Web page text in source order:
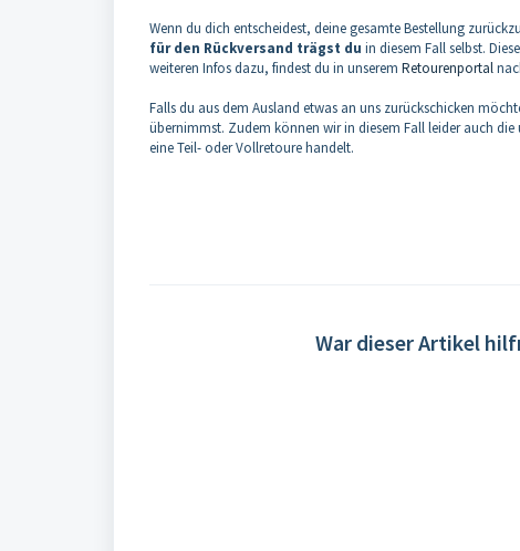
Wenn du dich entscheidest, deine gesamte Bestellung
für den Rückversand trägst du in diesem Fall selbst.
weiteren Infos dazu, findest du in unserem Retourenportal
Falls du aus dem Ausland etwas an uns zurückschicken
übernimmst. Zudem können wir in diesem Fall leider auch
eine Teil- oder Vollretoure handelt.
War dieser Artikel